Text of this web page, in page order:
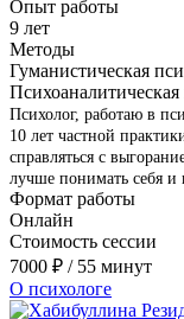
Опыт работы
9 лет
Методы
Гуманистическая
Психолог, работаю в
10 лет частной
справляться с
лучше понимать себя и
Формат работы
Онлайн
Стоимость сессии
7000 ₽ / 55 минут
О психологе